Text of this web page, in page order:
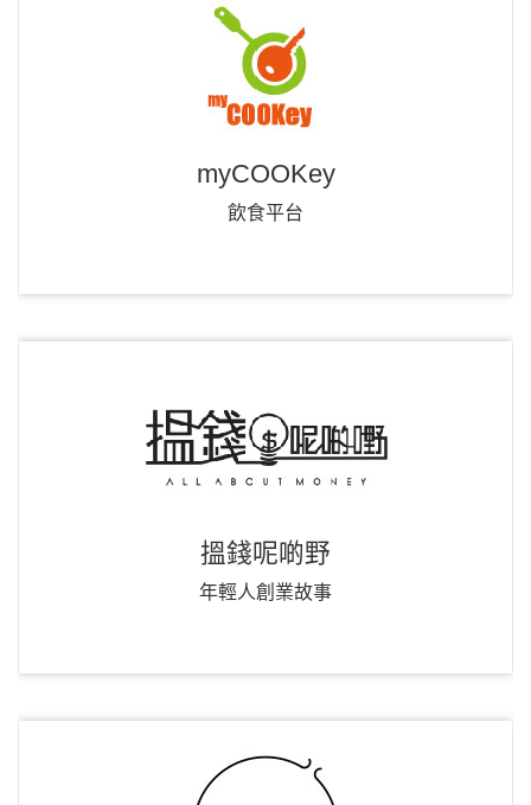
myCOOKey
飲食平台
搵錢呢啲野
年輕人創業故事